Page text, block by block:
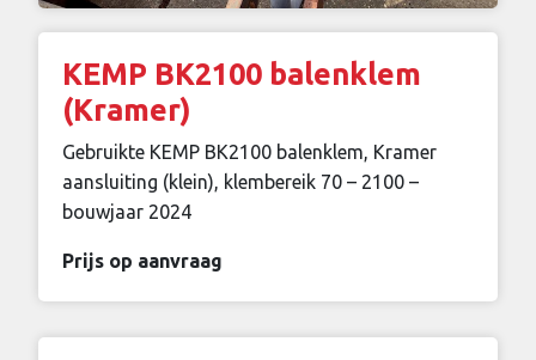
KEMP BK2100 balenklem
(Kramer)
Gebruikte KEMP BK2100 balenklem, Kramer
aansluiting (klein), klembereik 70 – 2100 –
bouwjaar 2024
Prijs op aanvraag